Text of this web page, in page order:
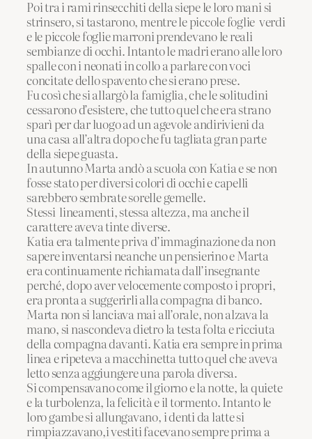
Poi tra i rami rinsecchiti della siepe le loro mani si
strinsero, si tastarono, mentre le piccole foglie verdi
e le piccole foglie marroni prendevano le reali
sembianze di occhi. Intanto le madri erano alle loro
spalle con i neonati in collo a parlare con voci
concitate dello spavento che si erano prese.
Fu così che si allargò la famiglia, che le solitudini
cessarono d’esistere, che tutto quel che era strano
sparì per dar luogo ad un agevole andirivieni da
una casa all’altra dopo che fu tagliata gran parte
della siepe guasta.
In autunno Marta andò a scuola con Katia e se non
fosse stato per diversi colori di occhi e capelli
sarebbero sembrate sorelle gemelle.
Stessi lineamenti, stessa altezza, ma anche il
carattere aveva tinte diverse.
Katia era talmente priva d’immaginazione da non
sapere inventarsi neanche un pensierino e Marta
era continuamente richiamata dall’insegnante
perché, dopo aver velocemente composto i propri,
era pronta a suggerirli alla compagna di banco.
Marta non si lanciava mai all’orale, non alzava la
mano, si nascondeva dietro la testa folta e ricciuta
della compagna davanti. Katia era sempre in prima
linea e ripeteva a macchinetta tutto quel che aveva
letto senza aggiungere una parola diversa.
Si compensavano come il giorno e la notte, la quiete
e la turbolenza, la felicità e il tormento. Intanto le
loro gambe si allungavano, i denti da latte si
rimpiazzavano,i vestiti facevano sempre prima a